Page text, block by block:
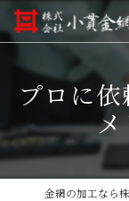
プロに